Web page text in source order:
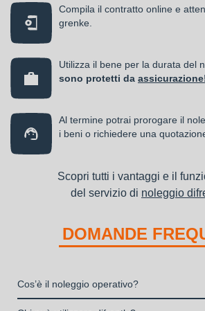
Compila il contratto online e
grenke.
Utilizza il bene per la durata del
sono protetti da
Al termine potrai prorogare il
i beni o richiedere una
Scopri tutti i vantaggi e il
del servizio di noleggio
DOMANDE
Cos’è il noleggio operativo?
Il noleggio, o locazione operativa, è